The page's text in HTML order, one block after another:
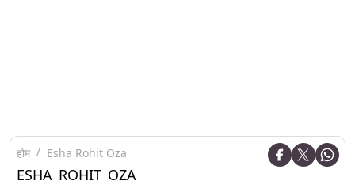
होम Esha Rohit Oza
ESHA ROHIT OZA